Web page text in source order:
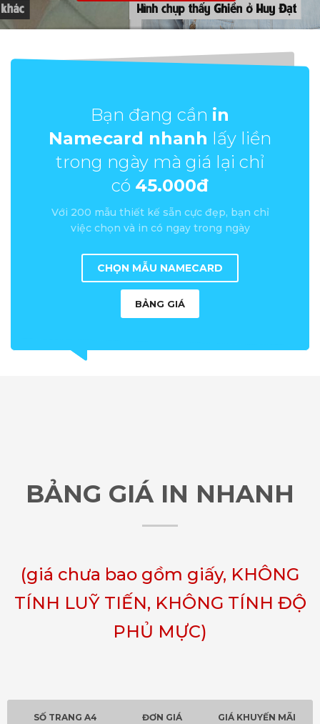
Bạn đang cần in
Namecard nhanh lấy liền
trong ngày mà giá lại chỉ
có 45.000đ
Với 200 mẫu thiết kế sẵn cực đẹp, bạn chỉ
việc chọn và in có ngay trong ngày
CHỌN MẪU NAMECARD
BẢNG GIÁ
BẢNG GIÁ IN NHANH
(giá chưa bao gồm giấy, KHÔNG
TÍNH LUỸ TIẾN, KHÔNG TÍNH ĐỘ
PHỦ MỰC)
SỐ TRANG A4 ĐƠN GIÁ GIÁ KHUYẾN MÃI